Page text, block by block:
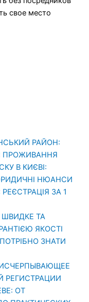
свое место
РАЙОН:
ПРОЖИВАННЯ
В КИЄВІ:
НЮАНСИ
ЗА 1
ШВИДКЕ ТА
ЯКОСТІ
ЗНАТИ
РЕГИСТРАЦИИ
ОТ